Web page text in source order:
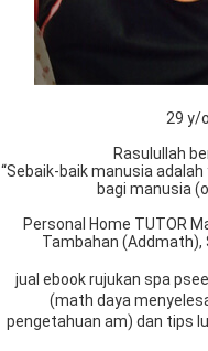
29 y/o
Rasulullah
“Sebaik-baik manusia
bagi manusia
Personal Home TUTOR
Tambahan
jual ebook rujukan spa
(math daya
pengetahuan am) dan tips